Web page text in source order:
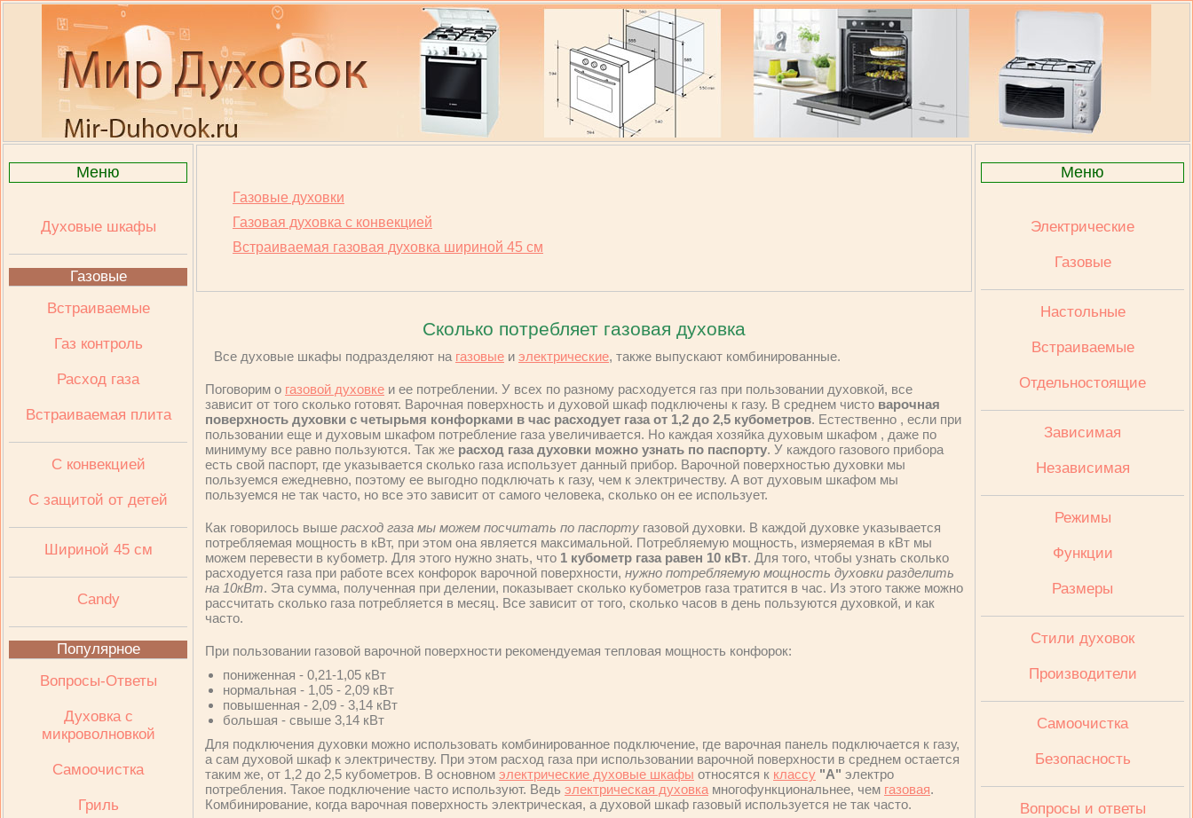
Меню
Духовые шкафы
Газовые
Встраиваемые
Газ контроль
Расход газа
Встраиваемая плита
C конвекцией
C защитой от детей
Шириной 45 см
Candy
Популярное
Вопросы-Ответы
Духовка с
микроволновкой
Самоочистка
Гриль
Газовые духовки
Газовая духовка с конвекцией
Встраиваемая газовая духовка шириной 45 см
Сколько потребляет газовая духовка
Все духовые шкафы подразделяют на газовые и электрические, также выпускают комбинированные.
Поговорим о газовой духовке и ее потреблении. У всех по разному расходуется газ при пользовании духовкой, все
зависит от того сколько готовят. Варочная поверхность и духовой шкаф подключены к газу. В среднем чисто варочная
поверхность духовки с четырьмя конфорками в час расходует газа от 1,2 до 2,5 кубометров. Естественно , если при
пользовании еще и духовым шкафом потребление газа увеличивается. Но каждая хозяйка духовым шкафом , даже по
минимуму все равно пользуются. Так же расход газа духовки можно узнать по паспорту. У каждого газового прибора
есть свой паспорт, где указывается сколько газа использует данный прибор. Варочной поверхностью духовки мы
пользуемся ежедневно, поэтому ее выгодно подключать к газу, чем к электричеству. А вот духовым шкафом мы
пользуемся не так часто, но все это зависит от самого человека, сколько он ее использует.
Как говорилось выше расход газа мы можем посчитать по паспорту газовой духовки. В каждой духовке указывается
потребляемая мощность в кВт, при этом она является максимальной. Потребляемую мощность, измеряемая в кВт мы
можем перевести в кубометр. Для этого нужно знать, что 1 кубометр газа равен 10 кВт. Для того, чтобы узнать сколько
расходуется газа при работе всех конфорок варочной поверхности, нужно потребляемую мощность духовки разделить
на 10кВт. Эта сумма, полученная при делении, показывает сколько кубометров газа тратится в час. Из этого также можно
рассчитать сколько газа потребляется в месяц. Все зависит от того, сколько часов в день пользуются духовкой, и как
часто.
При пользовании газовой варочной поверхности рекомендуемая тепловая мощность конфорок:
пониженная - 0,21-1,05 кВт
нормальная - 1,05 - 2,09 кВт
повышенная - 2,09 - 3,14 кВт
большая - свыше 3,14 кВт
Для подключения духовки можно использовать комбинированное подключение, где варочная панель подключается к газу,
а сам духовой шкаф к электричеству. При этом расход газа при использовании варочной поверхности в среднем остается
таким же, от 1,2 до 2,5 кубометров. В основном электрические духовые шкафы относятся к классу "А" электро
потребления. Такое подключение часто используют. Ведь электрическая духовка многофункциональнее, чем газовая.
Комбинирование, когда варочная поверхность электрическая, а духовой шкаф газовый используется не так часто.
Меню
Электрические
Газовые
Настольные
Встраиваемые
Отдельностоящие
Зависимая
Независимая
Режимы
Функции
Размеры
Стили духовок
Производители
Cамоочистка
Безопасность
Вопросы и ответы